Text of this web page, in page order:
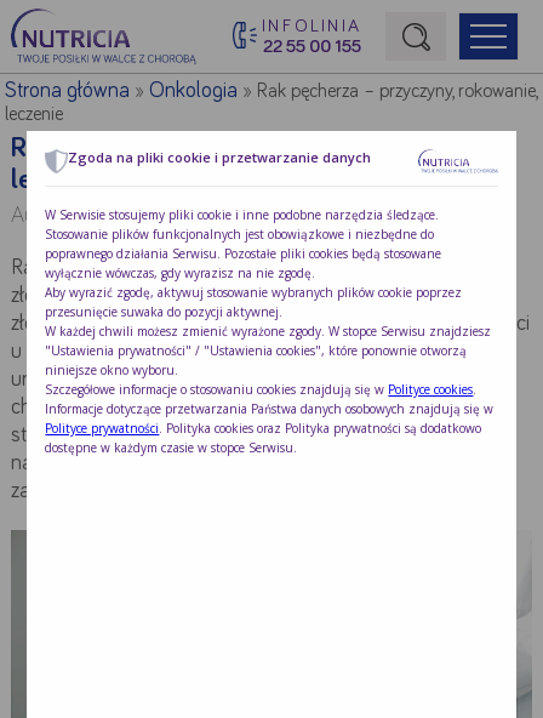
INFOLINIA
22 55 00 155
Początek treści głównej
Strona główna » Onkologia » Rak pęcherza – przyczyny, rokowanie,
leczenie
Rak pęcherza – przyczyny, rokowanie,
leczenie
Autor:Dr n med. Maja Czerwińska-Rogowska
Rak pęcherza moczowego to dość powszechny nowotwór
złośliwy układu moczowego. Jest czwartym nowotworem
złośliwym u mężczyzn oraz ósmym pod względem częstości
u kobiet. Jego najczęstszym podtypem jest nowotwór
urotelialny stanowiący ponad 90% przypadków. Ten typ
choroby nowotworowej bardzo często występuje u osób
starszych a do czynników ryzyka należą: palenie, narażenie
na działanie substancji chemicznych, a także przewlekłe
zapalenie pęcherza moczowego.
Zgoda na pliki cookie i przetwarzanie danych
W Serwisie stosujemy pliki cookie i inne podobne narzędzia śledzące.
Stosowanie plików funkcjonalnych jest obowiązkowe i niezbędne do
poprawnego działania Serwisu. Pozostałe pliki cookies będą stosowane
wyłącznie wówczas, gdy wyrazisz na nie zgodę.
Aby wyrazić zgodę, aktywuj stosowanie wybranych plików cookie poprzez
przesunięcie suwaka do pozycji aktywnej.
W każdej chwili możesz zmienić wyrażone zgody. W stopce Serwisu znajdziesz
"Ustawienia prywatności" / "Ustawienia cookies", które ponownie otworzą
niniejsze okno wyboru.
Szczegółowe informacje o stosowaniu cookies znajdują się w Polityce cookies
Informacje dotyczące przetwarzania Państwa danych osobowych znajdują się w
Polityce prywatności . Polityka cookies oraz Polityka prywatności są dodatkowo
dostępne w każdym czasie w stopce Serwisu.